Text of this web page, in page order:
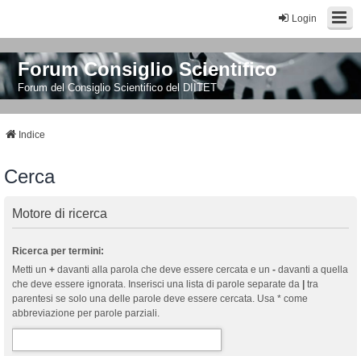
Login
Forum Consiglio Scientifico
Forum del Consiglio Scientifico del DIITET
Indice
Cerca
Motore di ricerca
Ricerca per termini:
Metti un + davanti alla parola che deve essere cercata e un - davanti a quella
che deve essere ignorata. Inserisci una lista di parole separate da
tra
parentesi se solo una delle parole deve essere cercata. Usa * come
abbreviazione per parole parziali.